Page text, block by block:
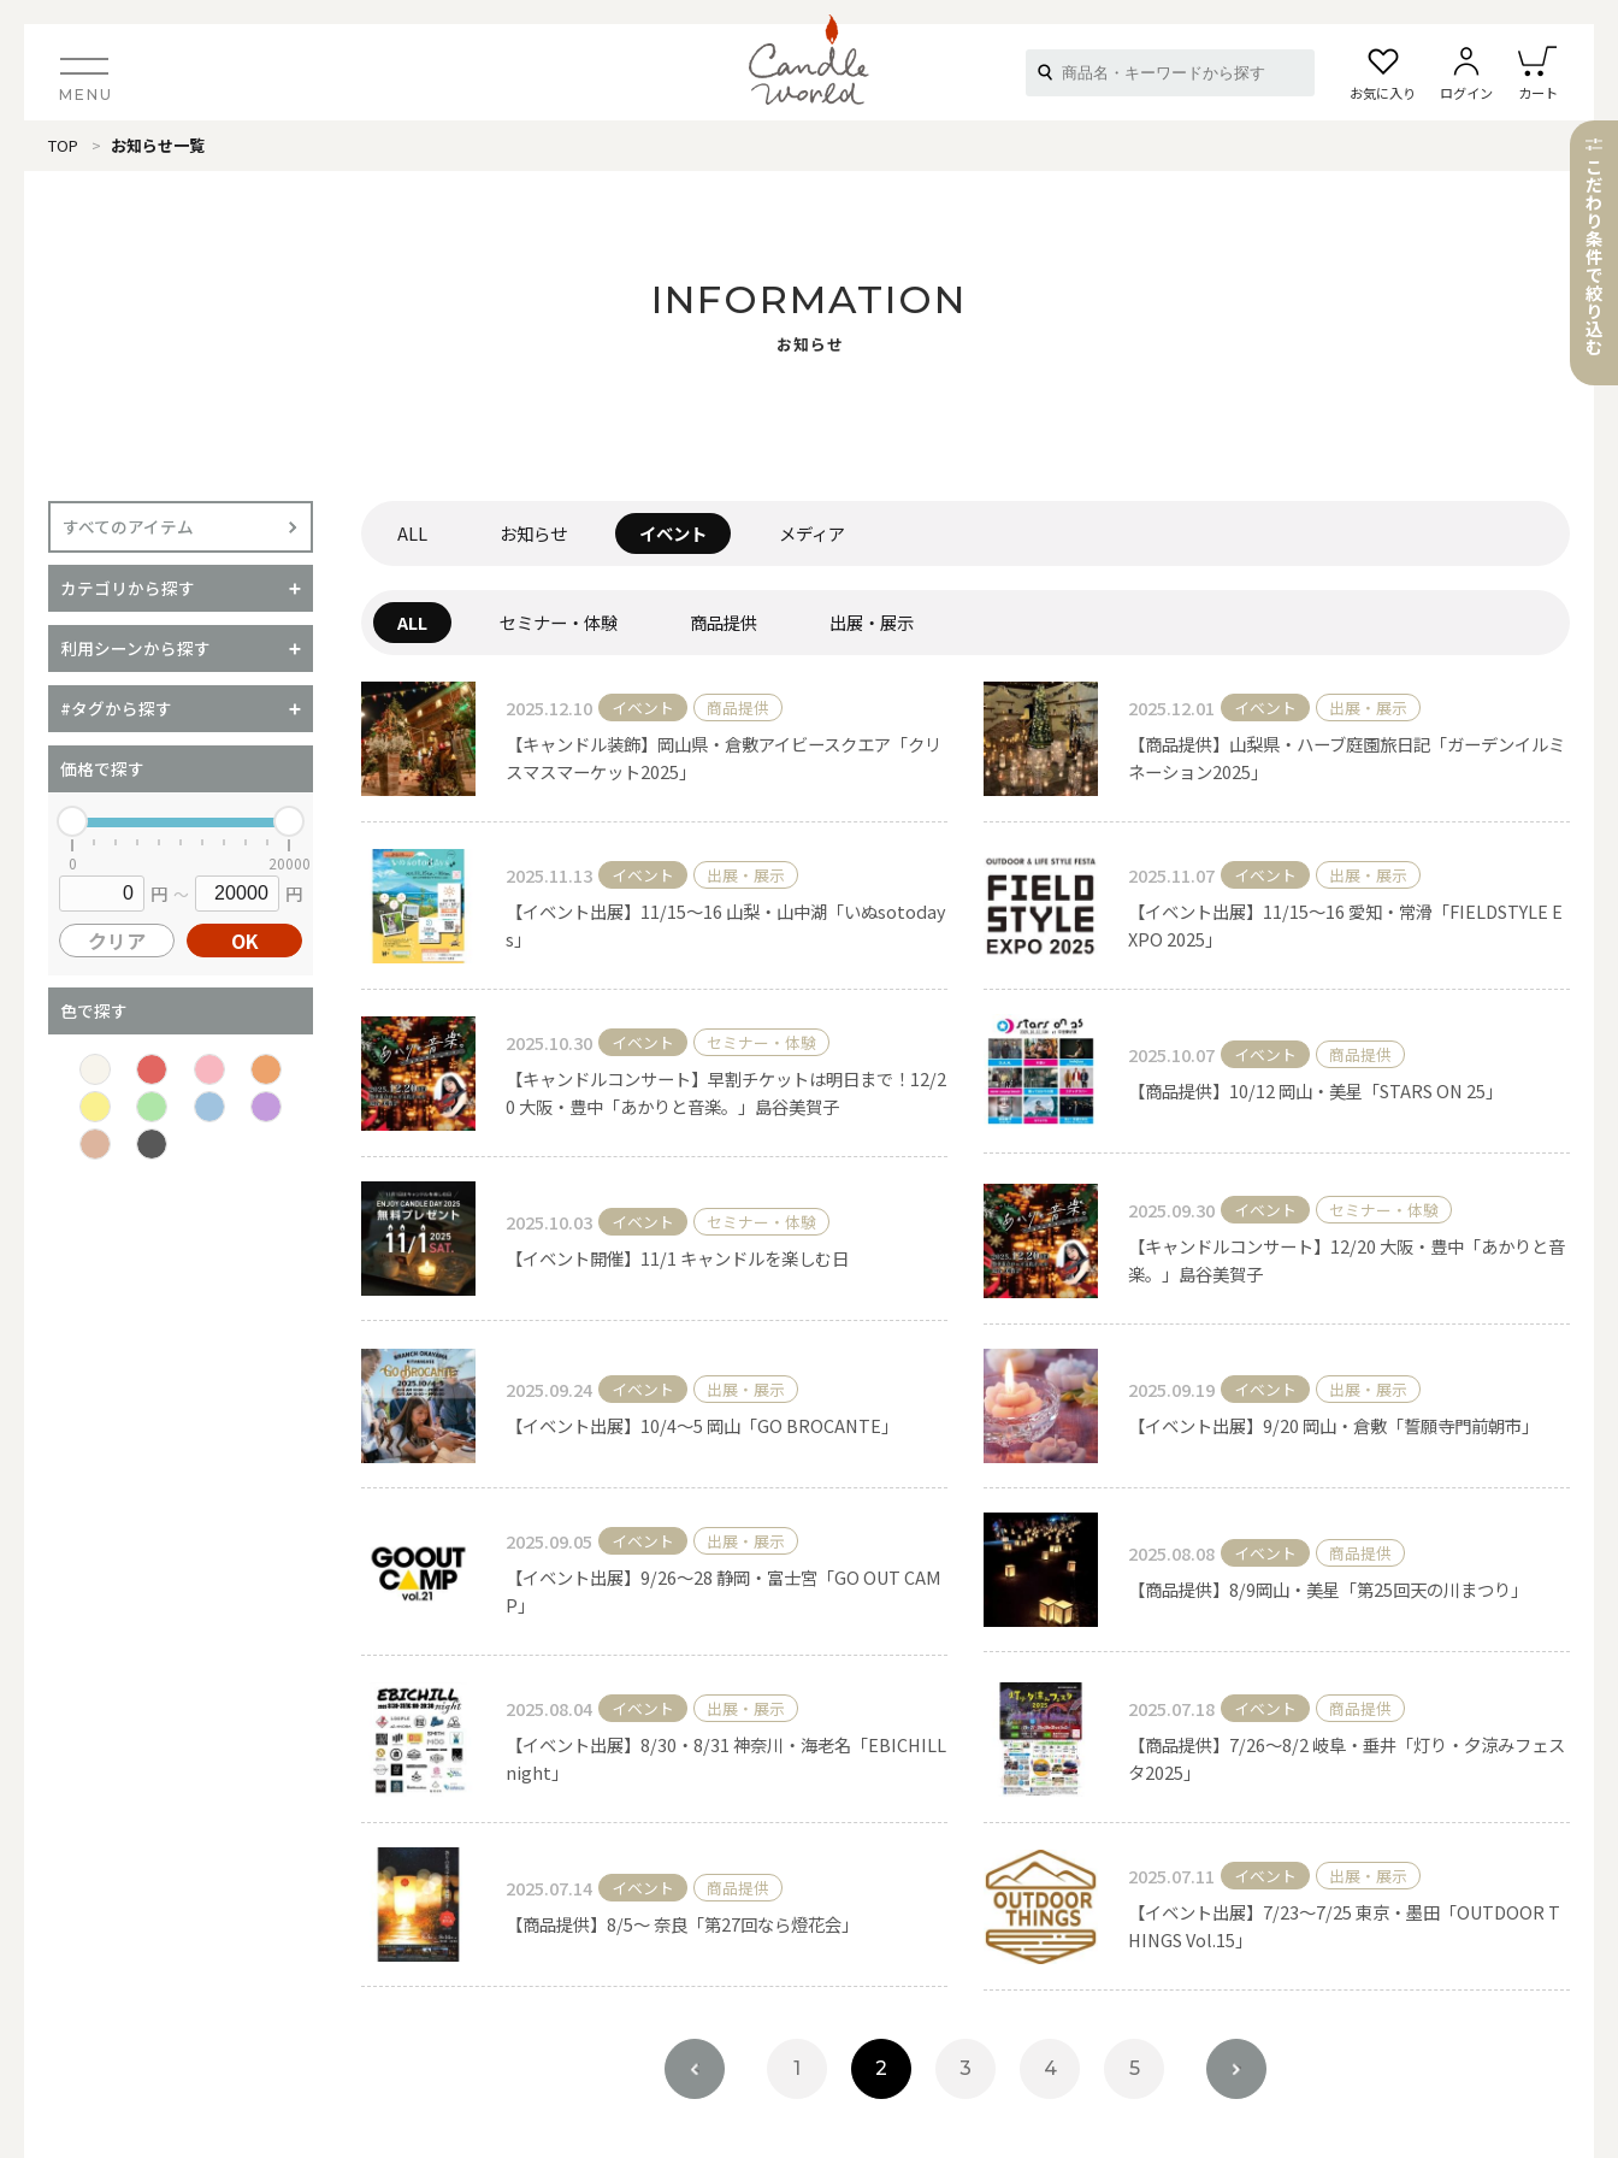
MENU お気に入り ログイン カート
（ブランド）YURAGI《ゆらぎ》
ALL
ALL アロマキャンドル アウトドアキャンドル
テーパーキャンドル フローティングキャンドル その他キャンドル
キャンドルホルダー
ALL キャンドルグラス
キャンドルプレート ランタン
キャンドル・ホルダーセット
点火・消火ツール
手作りキャンドル
手作りキット
TOP お知らせ一覧
INFORMATION
お知らせ
すべてのアイテム
カテゴリから探す
利用シーンから探す
#タグから探す
価格で探す
0 20000
円 ～ 円
クリア OK
色で探す
ALL お知らせ イベント メディア
ALL セミナー・体験 商品提供 出展・展示
2025.12.10 イベント 商品提供
【キャンドル装飾】岡山県・倉敷アイビースクエア「クリ
スマスマーケット2025」
2025.12.01 イベント 出展・展示
【商品提供】山梨県・ハーブ庭園旅日記「ガーデンイルミ
ネーション2025」
2025.11.13 イベント 出展・展示
【イベント出展】11/15～16 山梨・山中湖「いぬsotoday
s」
2025.11.07 イベント 出展・展示
【イベント出展】11/15～16 愛知・常滑「FIELDSTYLE E
XPO 2025」
2025.10.30 イベント セミナー・体験
【キャンドルコンサート】早割チケットは明日まで！12/2
0 大阪・豊中「あかりと音楽。」島谷美賀子
2025.10.07 イベント 商品提供
【商品提供】10/12 岡山・美星「STARS ON 25」
2025.10.03 イベント セミナー・体験
【イベント開催】11/1 キャンドルを楽しむ日
2025.09.30 イベント セミナー・体験
【キャンドルコンサート】12/20 大阪・豊中「あかりと音
楽。」島谷美賀子
2025.09.24 イベント 出展・展示
【イベント出展】10/4～5 岡山「GO BROCANTE」
2025.09.19 イベント 出展・展示
【イベント出展】9/20 岡山・倉敷「誓願寺門前朝市」
2025.09.05 イベント 出展・展示
【イベント出展】9/26〜28 静岡・富士宮「GO OUT CAM
P」
2025.08.08 イベント 商品提供
【商品提供】8/9岡山・美星「第25回天の川まつり」
2025.08.04 イベント 出展・展示
【イベント出展】8/30・8/31 神奈川・海老名「EBICHILL
night」
2025.07.18 イベント 商品提供
【商品提供】7/26〜8/2 岐阜・垂井「灯り・夕涼みフェス
タ2025」
2025.07.14 イベント 商品提供
【商品提供】8/5～ 奈良「第27回なら燈花会」
2025.07.11 イベント 出展・展示
【イベント出展】7/23〜7/25 東京・墨田「OUTDOOR T
HINGS Vol.15」
< 1 2 3 4 5 >
こ
だ
わ
り
条
件
で
絞
り
込
む